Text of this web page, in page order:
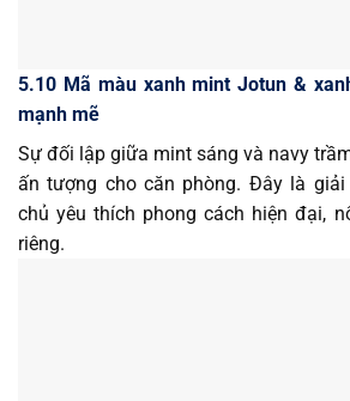
5.10 Mã màu xanh mint Jotun &
mạnh mẽ
Sự đối lập giữa mint sáng và navy
ấn tượng cho căn phòng. Đây là
chủ yêu thích phong cách hiện đại,
riêng.